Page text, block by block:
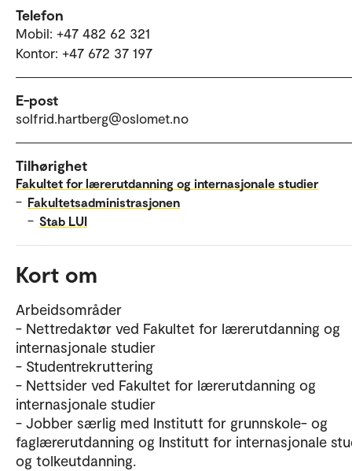
Telefon
Mobil: +47 482 62 321
Kontor: +47 672 37 197
E-post
solfrid.hartberg@oslomet.no
Tilhørighet
Fakultet for lærerutdanning og internasjonale studier
– Fakultetsadministrasjonen
– Stab LUI
Kort om
Arbeidsområder
- Nettredaktør ved Fakultet for lærerutdanning og
internasjonale studier
- Studentrekruttering
- Nettsider ved Fakultet for lærerutdanning og
internasjonale studier
- Jobber særlig med Institutt for grunnskole- og
faglærerutdanning og Institutt for internasjonale
og tolkeutdanning.